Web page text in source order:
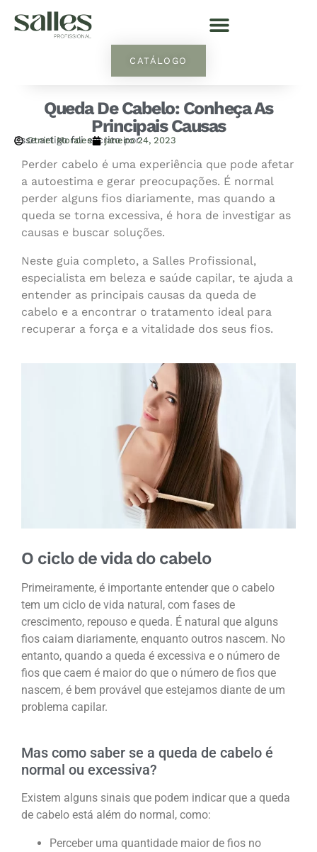
CATÁLOGO
Queda De Cabelo: Conheça As
Principais Causas
Esse artigo foi escrito por:
Otniel Morales janeiro 24, 2023
Perder cabelo é uma experiência que pode afetar
a autoestima e gerar preocupações. É normal
perder alguns fios diariamente, mas quando a
queda se torna excessiva, é hora de investigar as
causas e buscar soluções.
Neste guia completo, a Salles Profissional,
especialista em beleza e saúde capilar, te ajuda a
entender as principais causas da queda de
cabelo e a encontrar o tratamento ideal para
recuperar a força e a vitalidade dos seus fios.
O ciclo de vida do cabelo
Primeiramente, é importante entender que o cabelo
tem um ciclo de vida natural, com fases de
crescimento, repouso e queda. É natural que alguns
fios caiam diariamente, enquanto outros nascem. No
entanto, quando a queda é excessiva e o número de
fios que caem é maior do que o número de fios que
nascem, é bem provável que estejamos diante de um
problema capilar.
Mas como saber se a queda de cabelo é
normal ou excessiva?
Existem alguns sinais que podem indicar que a queda
de cabelo está além do normal, como:
Perceber uma quantidade maior de fios no